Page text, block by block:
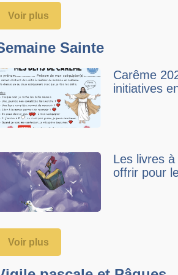
Voir plus
Sainte
Carême
initiatives
Les livres
offrir pour
Voir plus